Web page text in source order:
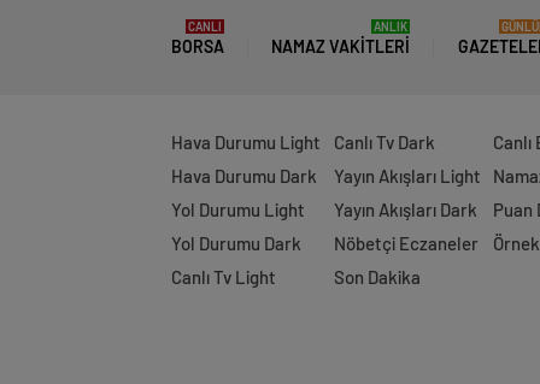
BORSA
CANLI
NAMAZ VAKITLERI
ANLIK
Hava Durumu Light
Hava Durumu Dark
Yol Durumu Light
Yol Durumu Dark
Canlı Tv Light
Canlı Tv Dark
Yayın Akışları Light
Yayın Akışları Dark
Nöbetçi Eczaneler
Son Dakika
Canlı
Puan